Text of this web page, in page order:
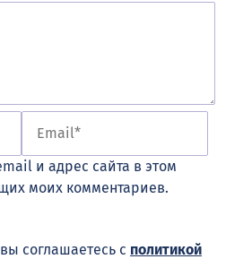
и адрес сайта в этом
моих комментариев.
соглашаетесь с политикой